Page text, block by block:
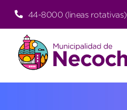
44-8000 (lineas rotativas)